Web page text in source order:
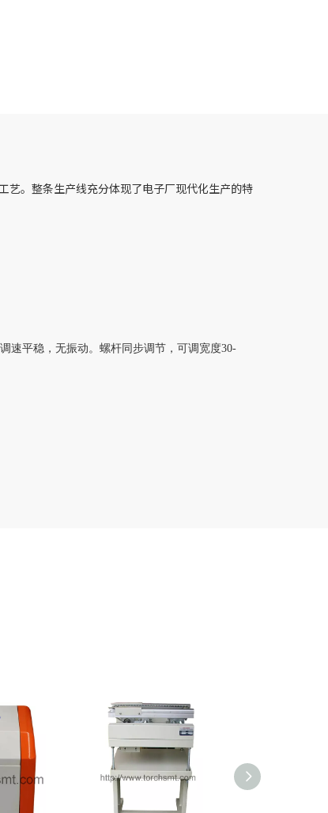
艺。整条生产线充分体现了电子厂现代化生产的特
速平稳，无振动。螺杆同步调节，可调宽度30-